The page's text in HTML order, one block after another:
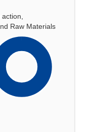
Raw Materials